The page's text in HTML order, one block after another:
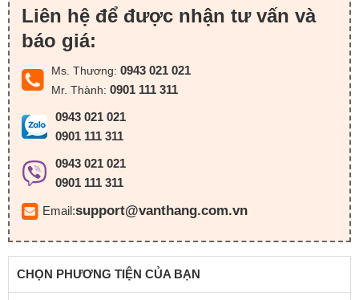
Liên hệ để được nhận tư vấn và
báo giá:
Ms. Thương: 0943 021 021
Mr. Thành: 0901 111 311
0943 021 021
0901 111 311
0943 021 021
0901 111 311
Email:support@vanthang.com.vn
CHỌN PHƯƠNG TIỆN CỦA BẠN